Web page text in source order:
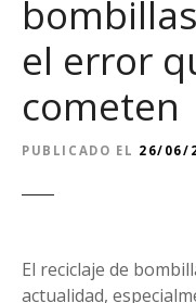
el error
cometen
PUBLICADO EL 26/06/
El reciclaje de
actualidad,